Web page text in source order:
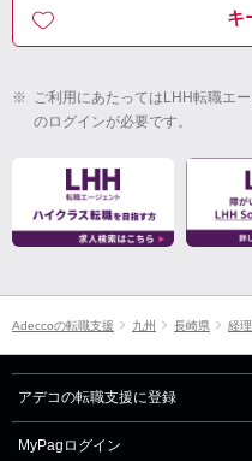
キ
※ ご利用にあたってはLHH転職エ
のログインが必要です。
Adeccoの転職支援 九州 長崎県 経
アデコの転職支援に登録
MyPagログイン